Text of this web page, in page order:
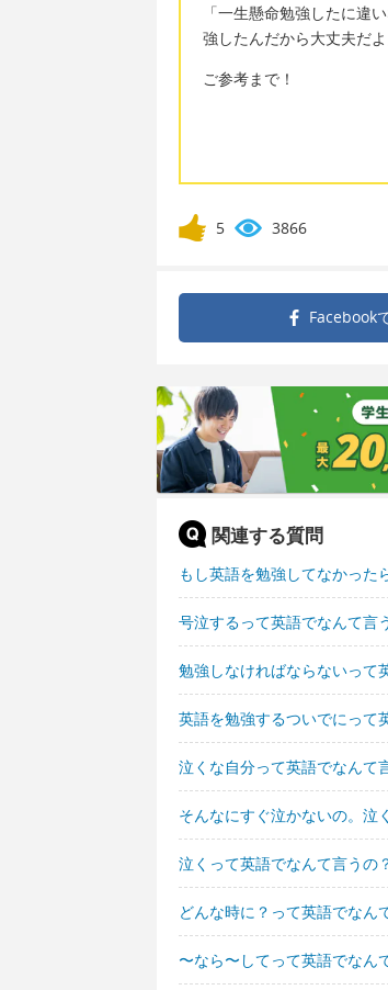
「一生懸命勉強したに違
強したんだから大丈夫だよ
ご参考まで！
5 3866
Facebook
関連する質問
もし英語を勉強してなかった
号泣するって英語でなんて言
勉強しなければならないって
英語を勉強するついでにって
泣くな自分って英語でなんて
そんなにすぐ泣かないの。泣
泣くって英語でなんて言うの
どんな時に？って英語でなん
〜なら〜してって英語でなん